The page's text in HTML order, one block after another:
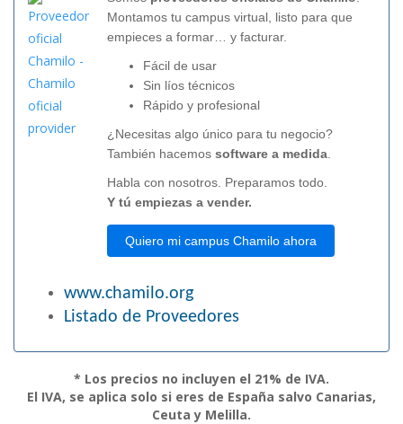
Montamos tu campus virtual, listo para que
empieces a formar… y facturar.
Fácil de usar
Sin líos técnicos
Rápido y profesional
¿Necesitas algo único para tu negocio?
También hacemos software a medida
Habla con nosotros. Preparamos todo.
Y tú empiezas a vender.
Quiero mi campus Chamilo ahora
www.chamilo.org
Listado de Proveedores
* Los precios no incluyen el 21% de IVA.
El IVA, se aplica solo si eres de España salvo Canarias,
Ceuta y Melilla.